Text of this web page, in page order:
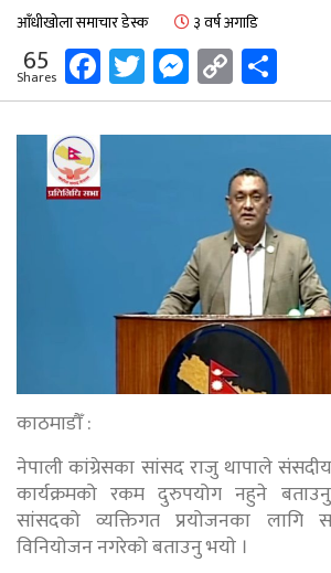
आँधीखोला समाचार डेस्क ३ वर्ष अगाडि
65
Shares Facebook
Twitter
Messenger
Copy
Link
काठमाडौँ :
नेपाली कांग्रेसका सांसद राजु थापाले संसदीय
कार्यक्रमको रकम दुरुपयोग नहुने
सांसदको व्यक्तिगत प्रयोजनका
विनियोजन नगरेको बताउनु भयाे ।